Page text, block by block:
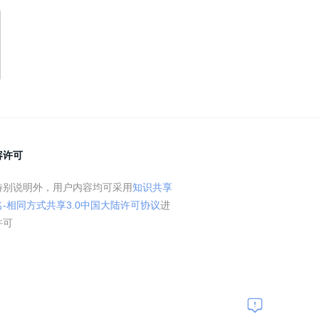
许可
别说明外，用户内容均可采用知识共享
-相同方式共享3.0中国大陆许可协议进
可